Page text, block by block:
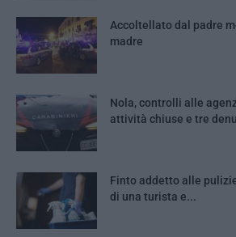
Accoltellato dal padre
madre
Nola, controlli alle
attività chiuse e tre
Finto addetto alle
di una turista e...